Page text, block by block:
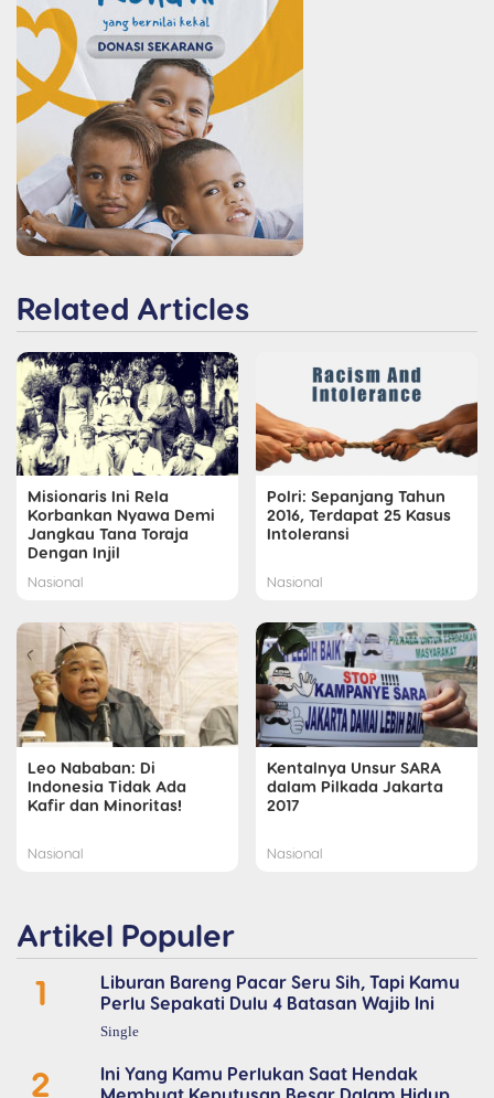
Related Articles
Misionaris Ini Rela
Korbankan Nyawa Demi
Jangkau Tana Toraja
Dengan Injil
Nasional
Polri: Sepanjang Tahun
2016, Terdapat 25 Kasus
Intoleransi
Nasional
Leo Nababan: Di
Indonesia Tidak Ada
Kafir dan Minoritas!
Nasional
Kentalnya Unsur SARA
dalam Pilkada Jakarta
2017
Nasional
Artikel Populer
1
Liburan Bareng Pacar Seru Sih, Tapi Kamu
Perlu Sepakati Dulu 4 Batasan Wajib Ini
Single
2
Ini Yang Kamu Perlukan Saat Hendak